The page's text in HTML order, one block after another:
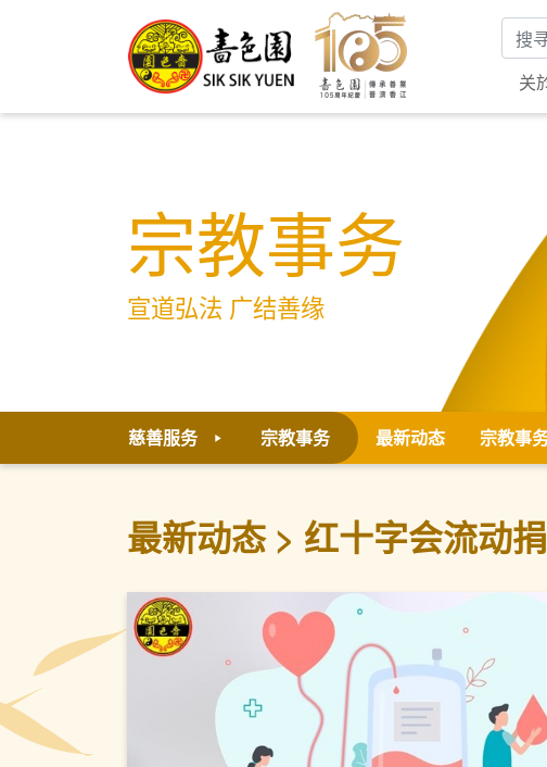
搜寻
关
宗教事务
宣道弘法 广结善缘
慈善服务 宗教事务 最新动态 宗教事
最新动态 红十字会流动